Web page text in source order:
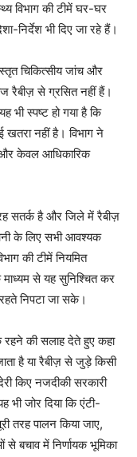
विभाग की टीमें घर-घर
निर्देश भी दिए जा रहे हैं।
चिकित्सीय जांच और
रैबीज़ से ग्रसित नहीं हैं।
भी स्पष्ट हो गया है कि
खतरा नहीं है। विभाग ने
और केवल आधिकारिक
सतर्क है और जिले में रैबीज़
के लिए सभी आवश्यक
की टीमें नियमित
माध्यम से यह सुनिश्चित कर
निपटा जा सके।
की सलाह देते हुए कहा
है या रैबीज़ से जुड़े किसी
किए नजदीकी सरकारी
भी जोर दिया कि एंटी-
तरह पालन किया जाए,
बचाव में निर्णायक भूमिका